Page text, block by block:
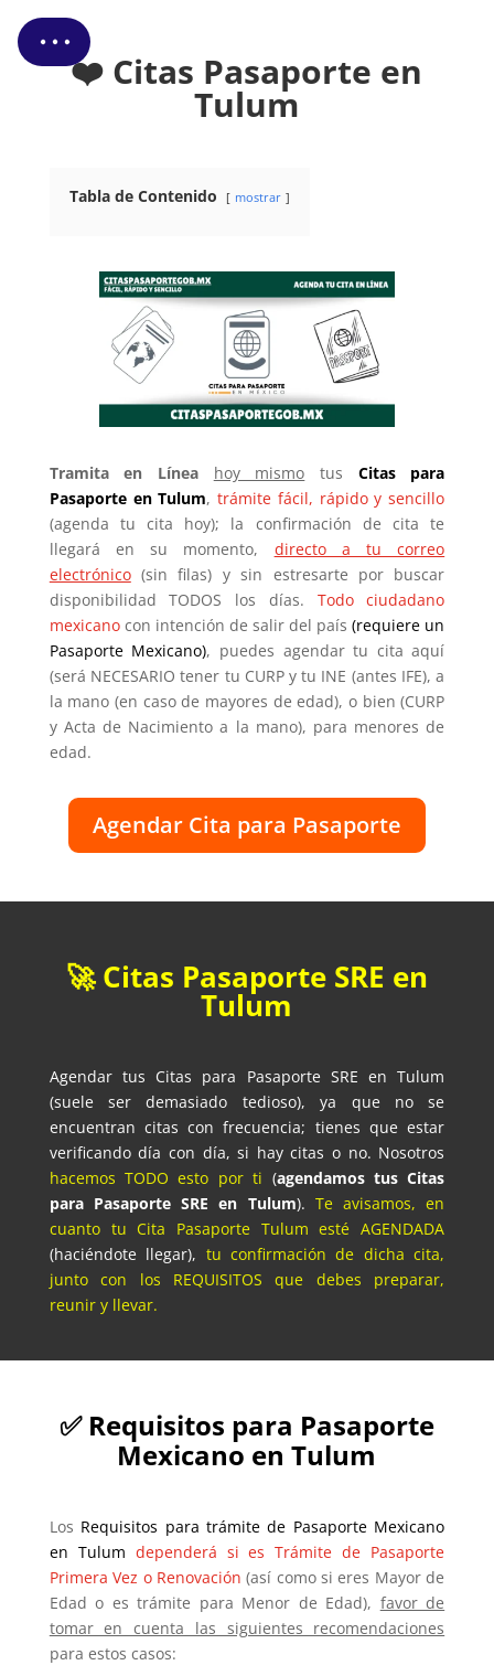
❤️ Citas Pasaporte en
Tulum
Tabla de Contenido mostrar
Tramita en Línea hoy mismo tus Citas
para
Pasaporte en Tulum,trámite fácil, rápido y sencillo
(agenda tu cita hoy); la confirmación de cita te
llegará en su momento, directo a tu correo
electrónico(sin filas) y sin estresarte por buscar
disponibilidad TODOS los días. Todo ciudadano
mexicanocon intención de salir del país(requiere un
Pasaporte Mexicano), puedes agendar tu cita aquí
(será NECESARIO tener tu CURP y tu INE (antes IFE), a
la mano (en caso de mayores de edad), o bien (CURP
y Acta de Nacimiento a la mano), para menores de
edad.
Agendar Cita para Pasaporte
🚀 Citas Pasaporte SRE en
Tulum
Agendar tus Citas para Pasaporte SRE en Tulum
(suele ser demasiado tedioso), ya que no se
encuentran citas con frecuencia; tienes que estar
verificando día con día, si hay citas o no. Nosotros
hacemos TODO esto por ti (agendamos tus Citas
para Pasaporte SRE en Tulum). Te avisamos, en
cuanto tu Cita Pasaporte Tulum esté AGENDADA
(haciéndote llegar), tu confirmación de dicha cita,
junto con los REQUISITOS que debes preparar,
reunir y llevar.
✅ Requisitos para Pasaporte
Mexicano en Tulum
Los Requisitos para trámite de Pasaporte Mexicano
en Tulum dependerá si es Trámite de Pasaporte
Primera Vez o Renovación (así como si eres Mayor de
Edad o es trámite para Menor de Edad), favor de
tomar en cuenta las siguientes recomendaciones
para estos casos: